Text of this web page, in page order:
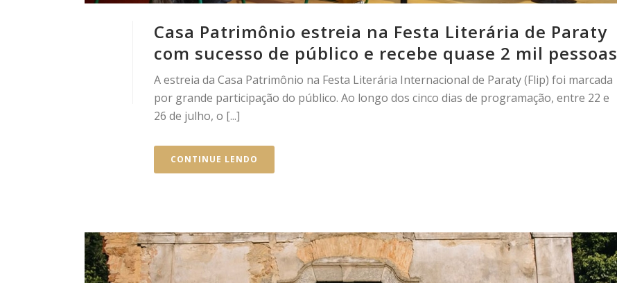
Casa Patrimônio estreia na Festa Literária de Paraty
com sucesso de público e recebe quase 2 mil pessoas
A estreia da Casa Patrimônio na Festa Literária Internacional de Paraty (Flip) foi marcada
por grande participação do público. Ao longo dos cinco dias de programação, entre 22 e
26 de julho, o [...]
CONTINUE LENDO